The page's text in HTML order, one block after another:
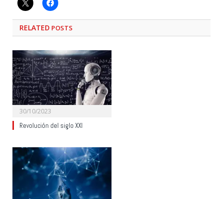
RELATED POSTS
30/10/2023
Revolución del siglo XXI